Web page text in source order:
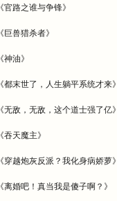
《官路之谁与争锋》
《巨兽猎杀者》
《神油》
《都末世了，人生躺平系统才来》
《无敌，无敌，这个道士强了亿》
《吞天魔主》
《穿越炮灰反派？我化身病娇萝》
《离婚吧！真当我是傻子啊？》